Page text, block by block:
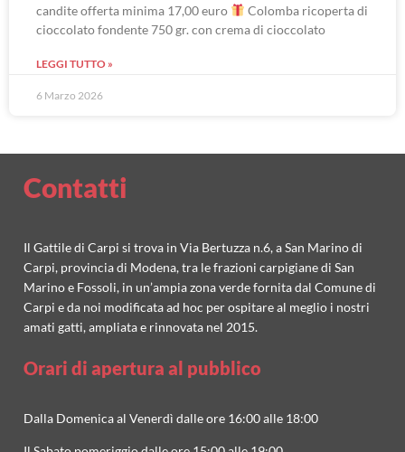
candite offerta minima 17,00 euro
Colomba ricoperta di
cioccolato fondente 750 gr. con crema di cioccolato
LEGGI TUTTO »
6 Marzo 2026
Contatti
Il Gattile di Carpi si trova in Via Bertuzza n.6, a San Marino di
Carpi, provincia di Modena, tra le frazioni carpigiane di San
Marino e Fossoli, in un’ampia zona verde fornita dal Comune di
Carpi e da noi modificata ad hoc per ospitare al meglio i nostri
amati gatti, ampliata e rinnovata nel 2015.
Orari di apertura al pubblico
Dalla Domenica al Venerdì dalle ore 16:00 alle 18:00